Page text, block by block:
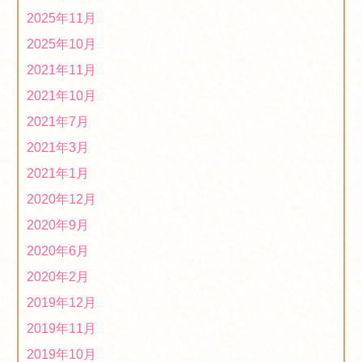
オリジナル布製マスク販売中！
2019年度「第４回ほっとはぁーとマーケット」に出店し
ます！ 2019/12/24
１２月２日、１２月３日に女子ハンドボール世界選手権
ファンゾーンに出店しています！
第7回ミニ文化祭を開催中です。１１月５日(火）～１１
月１６日(土）
２０１９年度「障がい者福祉施設商品展示・商談会(県
2025年11月
2025年10月
2021年11月
2021年10月
2021年7月
2021年3月
2021年1月
2020年12月
2020年9月
2020年6月
2020年2月
2019年12月
2019年11月
2019年10月